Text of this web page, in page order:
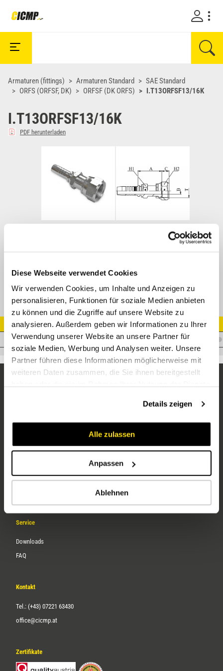
Diese Webseite verwendet Cookies
Wir verwenden Cookies, um Inhalte und Anzeigen zu
personalisieren, Funktionen für soziale Medien anbieten
zu können und die Zugriffe auf unsere Website zu
analysieren. Außerdem geben wir Informationen zu Ihrer
Verwendung unserer Website an unsere Partner für
soziale Medien, Werbung und Analysen weiter. Unsere
Partner führen diese Informationen möglicherweise mit
weiteren Daten zusammen, die Sie ihnen bereitgestellt
Details zeigen
Alle zulassen
Anpassen
Ablehnen
Armaturen (fittings) Armaturen Standard
SAE Standard
ORFS (ORFSF, DK)
ORFSF (DK ORFS) I.T13ORFSF13/16K
I.T13ORFSF13/16K
PDF herunterladen
Artikel Nr.
I.T13ORFSF13/16K
Über uns
Service
Downloads
FAQ
Kontakt
Tel.: (+43) 07221 63430
office@cicmp.at
Zertifikate